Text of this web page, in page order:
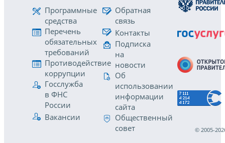
Программные
средства
Перечень
обязательных
требований
Противодействие
коррупции
Госслужба
в ФНС
России
Вакансии
Обратная
связь
Контакты
Подписка
на
новости
Об
использовании
информации
сайта
Общественный
совет
© 2005-